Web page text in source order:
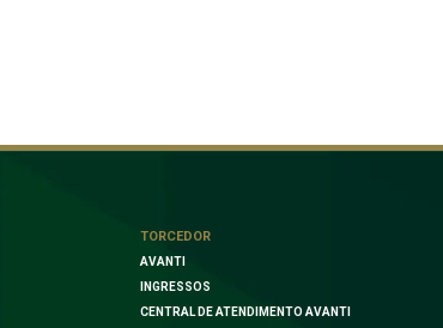
TORCEDOR
AVANTI
INGRESSOS
CENTRAL DE ATENDIMENTO AVANTI